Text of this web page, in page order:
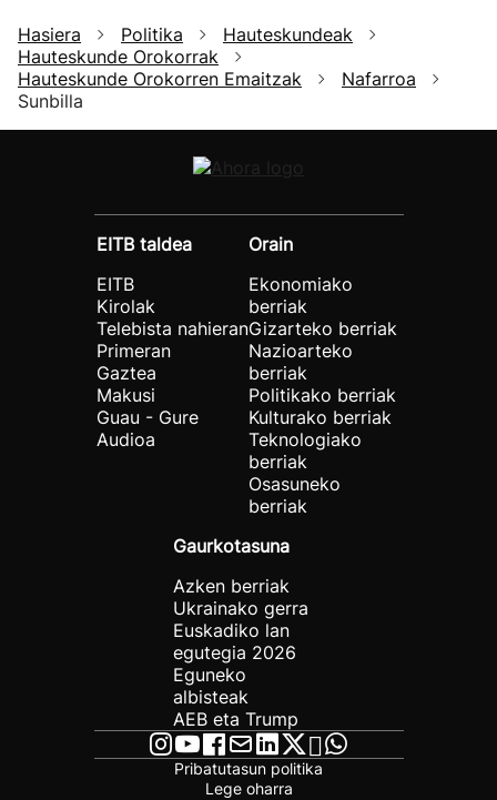
Hasiera Politika
Hauteskundeak
Hauteskunde Orokorrak
Hauteskunde Orokorren Emaitzak
Nafarroa
Sunbilla
EITB taldea
EITB
Kirolak
Telebista nahieran
Primeran
Gaztea
Makusi
Guau - Gure
Audioa
Orain
Ekonomiako
berriak
Gizarteko berriak
Nazioarteko
berriak
Politikako berriak
Kulturako berriak
Teknologiako
berriak
Osasuneko
berriak
Gaurkotasuna
Azken berriak
Ukrainako gerra
Euskadiko lan
egutegia 2026
Eguneko
albisteak
AEB eta Trump
Pribatutasun politika
Lege oharra